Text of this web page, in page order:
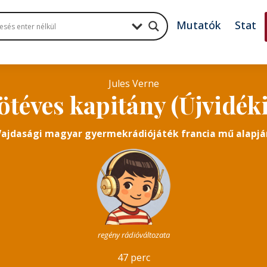
Mutatók Stat
Jules Verne
kapitány
magyar gyermekrádiójáték francia mű
regény rádióváltozata
47 perc